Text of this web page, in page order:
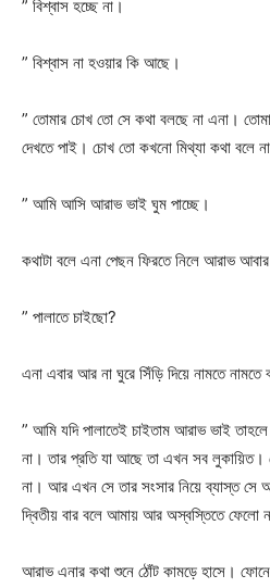
” বিশ্বাস হচ্ছে না।
” বিশ্বাস না হওয়ার কি আছে।
” তোমার চোখ তো সে কথা বলছে না এনা।
দেখতে পাই। চোখ তো কখনো মিথ্যা কথা বলে
” আমি আসি আরাভ ভাই ঘুম পাচ্ছে।
কথাটা বলে এনা পেছন ফিরতে নিলে আরাভ
” পালাতে চাইছো?
এনা এবার আর না ঘুরে সিঁড়ি দিয়ে নামতে নামতে
” আমি যদি পালাতেই চাইতাম আরাভ ভাই
না। তার প্রতি যা আছে তা এখন সব লুকায়িত।
না। আর এখন সে তার সংসার নিয়ে ব্যাস্ত
দ্বিতীয় বার বলে আমায় আর অস্বস্তিতে ফেলো
আরাভ এনার কথা শুনে ঠোঁট কামড়ে হাসে।